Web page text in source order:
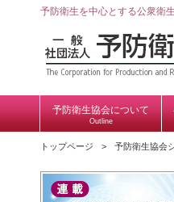
予防衛生を中心とする公衆衛
予防衛生協会について
Outline
トップページ 予防衛生協会